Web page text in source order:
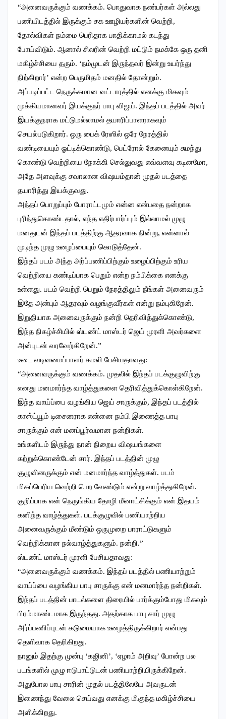
“அனைவருக்கும் வணக்கம். பொதுவாக நண்பர்கள் அல்லது
பணியிடத்தில் இருக்கும் சக ஊழியர்களின் வெற்றி,
தோல்விகள் நம்மை பெரிதாக பாதிக்காமல் கடந்து
போய்விடும். ஆனால் சிலரின் வெற்றி மட்டும் நமக்கே ஒரு தனி
மகிழ்ச்சியை தரும். ‘நம்முடன் இருந்தவர் இன்று உயர்ந்து
நிற்கிறார்’ என்ற பெருமிதம் மனதில் தோன்றும்.
அப்படிப்பட்ட நெருக்கமான வட்டாரத்தில் எனக்கு மிகவும்
முக்கியமானவர் இயக்குநர் பாபு விஜய். இந்தப் படத்தில் அவர்
இயக்குநராக மட்டுமல்லாமல் தயாரிப்பாளராகவும்
செயல்படுகிறார். ஒரு பைக் ரேஸில் ஒரே நேரத்தில்
வண்டியையும் ஓட்டிக்கொண்டு, பெட்ரோல் கேனையும் சுமந்து
கொண்டு வெற்றியை நோக்கி செல்லுவது எவ்வளவு கடினமோ,
அதே அளவுக்கு சவாலான விஷயம்தான் முதல் படத்தை
தயாரித்து இயக்குவது.
அந்தப் பொறுப்பும் போராட்டமும் என்ன என்பதை நன்றாக
புரிந்துகொண்டதால், எந்த எதிர்பார்ப்பும் இல்லாமல் முழு
மனதுடன் இந்தப் படத்திற்கு ஆதரவாக நின்று, என்னால்
முடிந்த முழு உழைப்பையும் கொடுத்தேன்.
இந்தப் படம் அந்த அர்ப்பணிப்பிற்கும் உழைப்பிற்கும் உரிய
வெற்றியை கண்டிப்பாக பெறும் என்ற நம்பிக்கை எனக்கு
உள்ளது. படம் வெற்றி பெறும் நேரத்திலும் நீங்கள் அனைவரும்
இதே அன்பும் ஆதரவும் வழங்குவீர்கள் என்று நம்புகிறேன்.
இறுதியாக அனைவருக்கும் நன்றி தெரிவித்துக்கொண்டு,
இந்த நிகழ்ச்சியில் ஸ்டண்ட் மாஸ்டர் ஜெய் முரளி அவர்களை
அன்புடன் வரவேற்கிறேன்.”
உடை வடிவமைப்பாளர் கமலி பேசியதாவது:
“அனைவருக்கும் வணக்கம். முதலில் இந்தப் படக்குழுவிற்கு
எனது மனமார்ந்த வாழ்த்துகளை தெரிவித்துக்கொள்கிறேன்.
இந்த வாய்ப்பை வழங்கிய ஜெய் சாருக்கும், இந்தப் படத்தில்
காஸ்ட்யூம் டிசைனராக என்னை நம்பி இணைத்த பாபு
சாருக்கும் என் மனப்பூர்வமான நன்றிகள்.
உங்களிடம் இருந்து நான் நிறைய விஷயங்களை
கற்றுக்கொண்டேன் சார். இந்தப் படத்தின் முழு
குழுவினருக்கும் என் மனமார்ந்த வாழ்த்துகள். படம்
மிகப்பெரிய வெற்றி பெற வேண்டும் என்று வாழ்த்துகிறேன்.
குறிப்பாக என் நெருங்கிய தோழி மீனாட்சிக்கும் என் இதயம்
கனிந்த வாழ்த்துகள். படக்குழுவில் பணியாற்றிய
அனைவருக்கும் மீண்டும் ஒருமுறை பாராட்டுகளும்
வெற்றிக்கான நல்வாழ்த்துகளும். நன்றி.”
ஸ்டண்ட் மாஸ்டர் முரளி பேசியதாவது:
“அனைவருக்கும் வணக்கம். இந்தப் படத்தில் பணியாற்றும்
வாய்ப்பை வழங்கிய பாபு சாருக்கு என் மனமார்ந்த நன்றிகள்.
இந்தப் படத்தின் பாடல்களை திரையில் பார்க்கும்போது மிகவும்
பிரம்மாண்டமாக இருந்தது. அதற்காக பாபு சார் முழு
அர்ப்பணிப்புடன் கடுமையாக உழைத்திருக்கிறார் என்பது
தெளிவாக தெரிகிறது.
நானும் இதற்கு முன்பு ‘கஜினி’, ‘ஏழாம் அறிவு’ போன்ற பல
படங்களில் முழு ஈடுபாட்டுடன் பணியாற்றியிருக்கிறேன்.
அதுபோல பாபு சாரின் முதல் படத்திலேயே அவருடன்
இணைந்து வேலை செய்வது எனக்கு மிகுந்த மகிழ்ச்சியை
அளிக்கிறது.